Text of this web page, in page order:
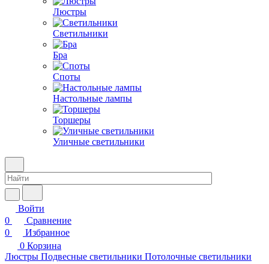
Люстры
Светильники
Бра
Споты
Настольные лампы
Торшеры
Уличные светильники
Войти
0
Сравнение
0
Избранное
0 Корзина
Люстры Подвесные светильники Потолочные светильники